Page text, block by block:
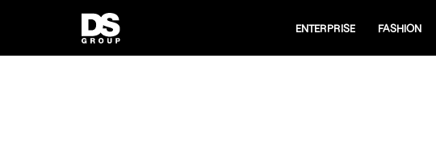
ENTERPRISE FASHION